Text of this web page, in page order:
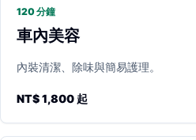
120 分鐘
車內美容
內裝清潔、除味與簡易護理。
NT$ 1,800 起